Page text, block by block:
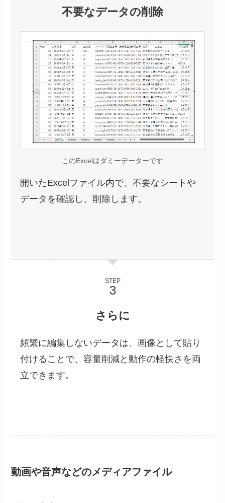
不要なデータの削除
このExcelはダミーデーターです
開いたExcelファイル内で、不要なシートや
データを確認し、削除します。
STEP
さらに
頻繁に編集しないデータは、画像として貼り
付けることで、容量削減と動作の軽快さを両
立できます。
動画や音声などのメディアファイル